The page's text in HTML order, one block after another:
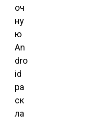
оч
ну
ю
An
dro
id
ра
ск
ла